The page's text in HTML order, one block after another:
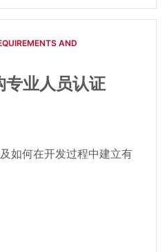
AND
专业人员认证
如何在开发过程中建立有